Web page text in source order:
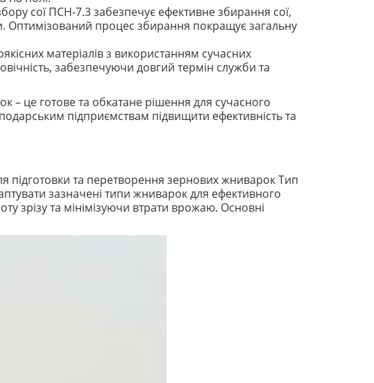
сої ПСН-7.3 забезпечує ефективне збирання сої,
Оптимізований процес збирання покращує загальну
матеріалів з використанням сучасних
забезпечуючи довгий термін служби та
– це готове та обкатане рішення для сучасного
підприємствам підвищити ефективність та
підготовки та перетворення зернових жниварок Тип
зазначені типи жниварок для ефективного
зрізу та мінімізуючи втрати врожаю. Основні